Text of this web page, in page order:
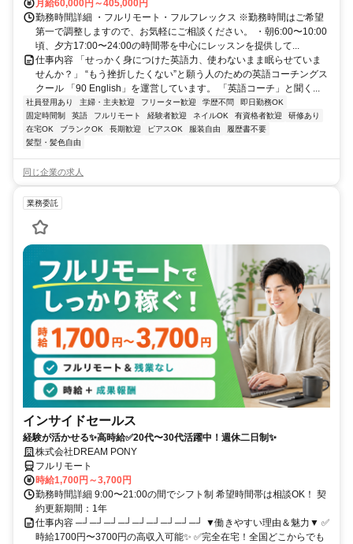
月給60,000円～405,000円
勤務時間詳細 ・フルリモート・フルフレックス ※勤務時間はご希望
第一で調整しますので、お気軽にご相談ください。 ・朝6:00〜10:00
頃、夕方17:00〜24:00の時間帯を中心にレッスンを提供して...
仕事内容 「せっかく身につけた英語力、使わないまま眠らせていま
せんか？」 “もう挫折したくない”と願う人のための英語コーチングス
クール 「90 English」を運営しています。 「英語コーチ」と聞く...
社員登用あり 主婦・主夫歓迎 フリーター歓迎 学歴不問
即日勤務OK
固定時間制
英語 フルリモート 経験者歓迎 ネイルOK 有資格者歓迎
研修あり
在宅OK
ブランクOK 長期歓迎 ピアスOK 服装自由
履歴書不要
髪型・髪色自由
同じ企業の求人
業務委託
インサイドセールス
経験が活かせる✨高時給✅20代〜30代活躍中！週休二日制✨
株式会社DREAM PONY
フルリモート
時給1,700円～3,700円
勤務時間詳細 9:00〜21:00の間でシフト制 希望時間帯は相談OK！ 契
約更新期間：1年
仕事内容 ─┘─┘─┘─┘─┘─┘─┘─┘─┘ ▼働きやすい理由＆魅力▼ ✅
時給1700円〜3700円の高収入可能✨ ✅完全在宅！全国どこからでも